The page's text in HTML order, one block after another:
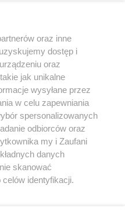
może być powielany i
w jakikolwiek sposób (w
na jakimkolwiek polu
z umieszczaniem w
praw. Jakiekolwiek użycie lub
części z naruszeniem prawa,
pod groźbą kary i może być
oraz inne
dostęp i
oraz
jak unikalne
wysyłane przez
w celu zapewniania
spersonalizowanych
odbiorców oraz
my i Zaufani
danych
skanować
identyfikacji.